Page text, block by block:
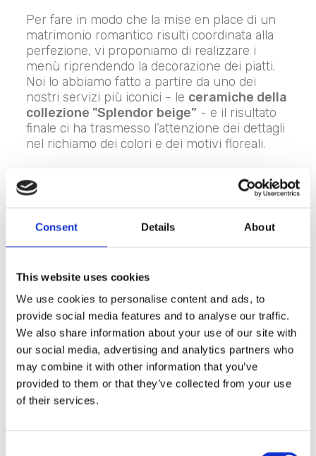
Consent Details About
This website uses cookies
We use cookies to personalise content and ads, to
provide social media features and to analyse our traffic.
We also share information about your use of our site with
our social media, advertising and analytics partners who
may combine it with other information that you’ve
provided to them or that they’ve collected from your use
of their services.
Per fare in modo che la mise en place di un
matrimonio romantico risulti coordinata alla
perfezione, vi proponiamo di realizzare i
menù riprendendo la decorazione dei piatti.
Noi lo abbiamo fatto a partire da uno dei
nostri servizi più iconici - le ceramiche della
collezione "Splendor beige” - e il risultato
finale ci ha trasmesso l’attenzione dei dettagli
nel richiamo dei colori e dei motivi floreali.
Il tavolo della torta